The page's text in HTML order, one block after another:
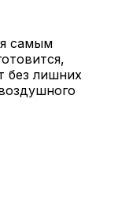
самым
без лишних